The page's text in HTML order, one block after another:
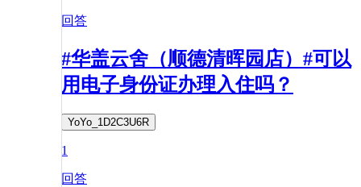
回答
#华盖云舍（顺德清晖园店）#可以
用电子身份证办理入住吗？
YoYo_1D2C3U6R
1
回答